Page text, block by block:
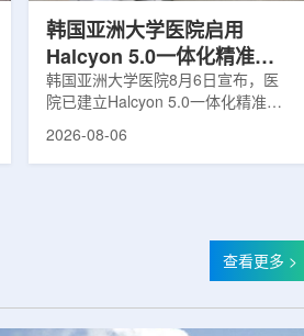
韩国亚洲大学医院启用
Halcyon 5.0一体化精准放
射治疗方案
韩国亚洲大学医院8月6日宣布，医
院已建立Halcyon 5.0一体化精准放
射治疗解决方案，并开始全面用于患
Halcyon系统软件5.0版本为基础，集
成高分辨率锥形束CT成像系统
2026-08-06
查看更多 >